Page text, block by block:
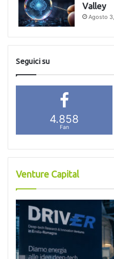
Valley
Agosto
Seguici su
4.858
Fan
Venture Capital